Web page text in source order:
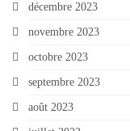
décembre 2023
novembre 2023
octobre 2023
septembre 2023
août 2023